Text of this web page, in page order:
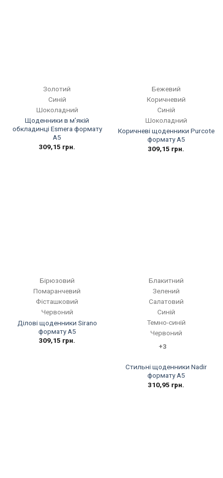
Золотий
Синій
Шоколадний
Щоденники в м’якій
обкладинці Esmera формату
А5
309,15 грн.
Бежевий
Коричневий
Синій
Шоколадний
Коричневі щоденники Purcote
формату А5
309,15 грн.
Бірюзовий
Помаранчевий
Фісташковий
Червоний
Ділові щоденники Sirano
формату А5
309,15 грн.
Блакитний
Зелений
Салатовий
Синій
Темно-синій
Червоний
+3
Стильні щоденники Nadir
формату А5
310,95 грн.